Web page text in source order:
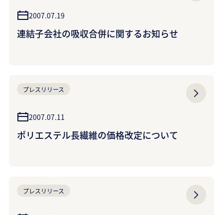
2007.07.19
連結子会社の吸収合併に関するお知らせ
プレスリリース
2007.07.11
ポリエステル長繊維の価格改定について
プレスリリース